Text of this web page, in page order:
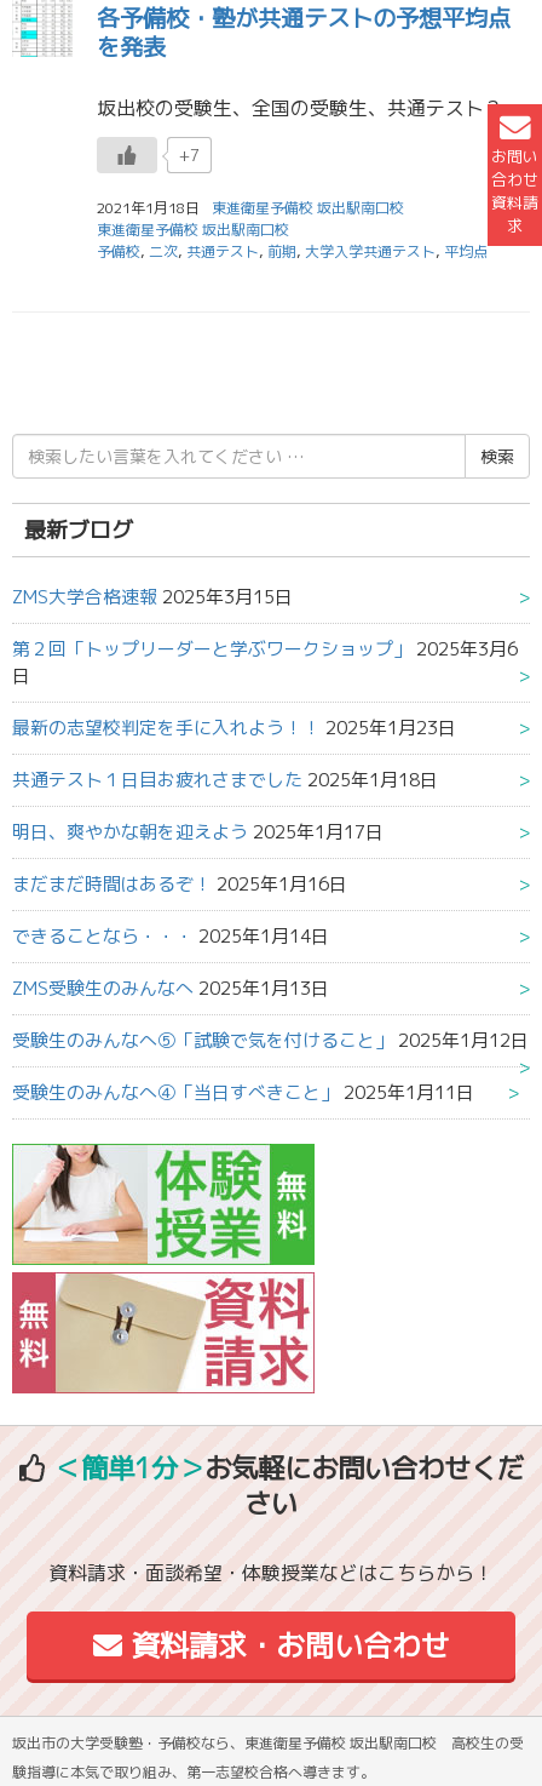
お問い
合わせ
資料請
求
各予備校・塾が共通テストの予想平均点
を発表
坂出校の受験生、全国の受験生、共通テスト２日間、本当にお疲れさまでした。そして、坂出校のみんな、昨日は疲れているのに答案再現システムへの登録、本当にありがとうございました。おかげで100%の入力となりました。 各予備校の […]
+7
2021年1月18日
東進衛星予備校 坂出駅南口校
東進衛星予備校 坂出駅南口校
予備校, 二次, 共通テスト, 前期, 大学入学共通テスト, 平均点
検
索
結
果:
最新ブログ
ZMS大学合格速報 2025年3月15日
第２回「トップリーダーと学ぶワークショップ」
2025年3月6
日
最新の志望校判定を手に入れよう！！ 2025年1月23日
共通テスト１日目お疲れさまでした 2025年1月18日
明日、爽やかな朝を迎えよう 2025年1月17日
まだまだ時間はあるぞ！ 2025年1月16日
できることなら・・・ 2025年1月14日
ZMS受験生のみんなへ 2025年1月13日
受験生のみんなへ⑤「試験で気を付けること」 2025年1月12日
受験生のみんなへ④「当日すべきこと」 2025年1月11日
＜簡単1分＞お気軽にお問い合わせくだ
さい
資料請求・面談希望・体験授業などはこちらから！
資料請求・お問い合わせ
坂出市の大学受験塾・予備校なら、東進衛星予備校 坂出駅南口校 高校生の受
験指導に本気で取り組み、第一志望校合格へ導きます。